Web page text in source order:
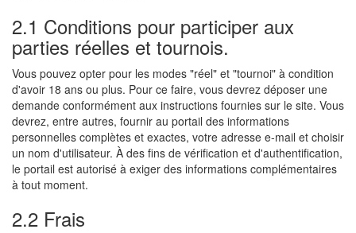
2.1 Conditions pour participer aux
parties réelles et tournois.
Vous pouvez opter pour les modes "réel" et "tournoi" à condition
d'avoir 18 ans ou plus. Pour ce faire, vous devrez déposer une
demande conformément aux instructions fournies sur le site. Vous
devrez, entre autres, fournir au portail des informations
personnelles complètes et exactes, votre adresse e-mail et choisir
un nom d'utilisateur. À des fins de vérification et d'authentification,
le portail est autorisé à exiger des informations complémentaires
à tout moment.
2.2 Frais